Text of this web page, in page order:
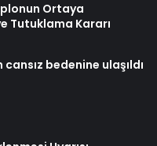
Ortaya
Tutuklama Kararı
bedenine ulaşıldı